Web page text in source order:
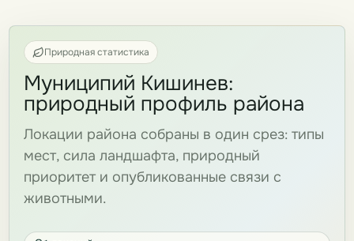
Природная статистика
Муниципий Кишинев:
природный профиль района
Локации района собраны в один срез: типы
мест, сила ландшафта, природный
приоритет и опубликованные связи с
животными.